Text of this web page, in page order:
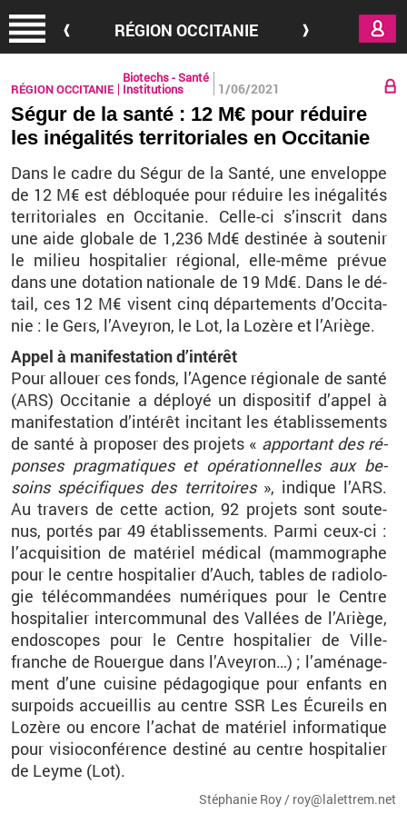
RÉGION OCCITANIE
RÉGION OCCITANIE
Biotechs - Santé
Institutions 1/06/2021
Ségur de la santé : 12 M€ pour réduire
les inégalités territoriales en Occitanie
Dans le cadre du Ségur de la Santé, une en­ve­loppe
de 12 M€ est dé­blo­quée pour ré­duire les in­éga­li­tés
ter­ri­to­riales en Oc­ci­ta­nie. Celle-ci s’ins­crit dans
une aide glo­bale de 1,236 Md€ des­ti­née à sou­te­nir
le mi­lieu hos­pi­ta­lier ré­gio­nal, elle-même pré­vue
dans une do­ta­tion na­tio­nale de 19 Md€. Dans le dé­
tail, ces 12 M€ visent cinq dé­par­te­ments d’Oc­ci­ta­
nie : le Gers, l’Avey­ron, le Lot, la Lo­zère et l’Ariège.
Appel à ma­ni­fes­ta­tion d’in­té­rêt
Pour al­louer ces fonds, l’Agence ré­gio­nale de santé
(ARS) Oc­ci­ta­nie a dé­ployé un dis­po­si­tif d’ap­pel à
ma­ni­fes­ta­tion d’in­té­rêt in­ci­tant les éta­blis­se­ments
de santé à pro­po­ser des pro­jets « ap­por­tant des ré­
ponses prag­ma­tiques et opé­ra­tion­nelles aux be­
soins spé­ci­fiques des ter­ri­toires», in­dique l’ARS.
Au tra­vers de cette ac­tion, 92 pro­jets sont sou­te­
nus, por­tés par 49 éta­blis­se­ments. Parmi ceux-ci :
l’ac­qui­si­tion de ma­té­riel mé­di­cal (mam­mo­graphe
pour le centre hos­pi­ta­lier d’Auch, tables de ra­dio­lo­
gie té­lé­com­man­dées nu­mé­riques pour le Centre
hos­pi­ta­lier in­ter­com­mu­nal des Val­lées de l’Ariège,
en­do­scopes pour le Centre hos­pi­ta­lier de Vil­le­
franche de Rouergue dans l’Avey­ron…) ; l’amé­na­ge­
ment d’une cui­sine pé­da­go­gique pour en­fants en
sur­poids ac­cueillis au centre SSR Les Écu­reils en
Lo­zère ou en­core l’achat de ma­té­riel in­for­ma­tique
pour vi­sio­con­fé­rence des­tiné au centre hos­pi­ta­lier
de Leyme (Lot).
Sté­pha­nie Roy / roy@​la­let­trem.​net